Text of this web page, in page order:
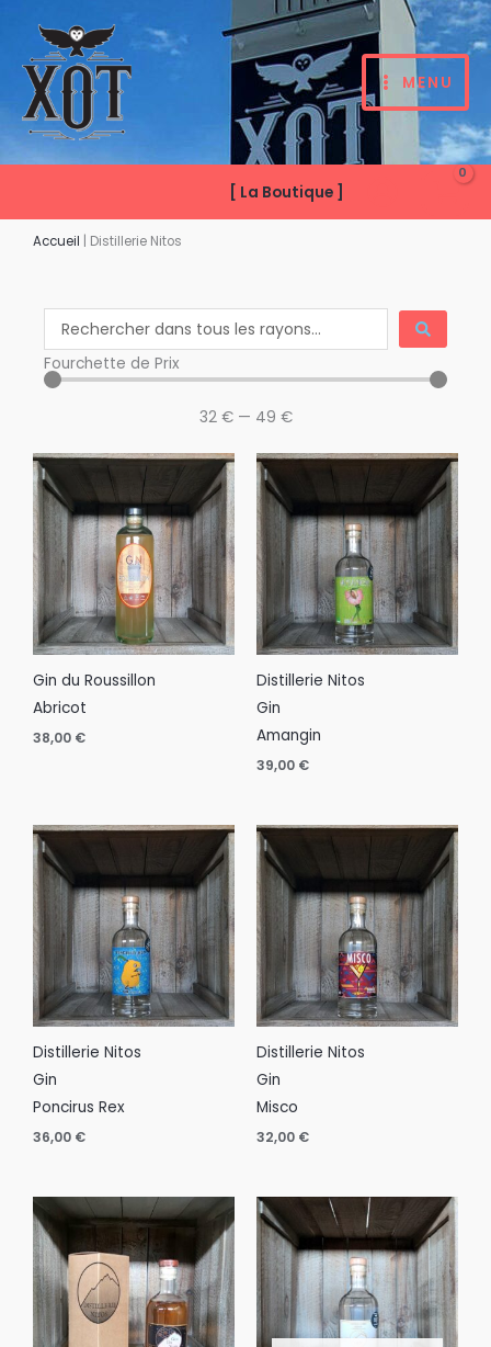
contenu
MENU
[ La Boutique ]
Accueil Distillerie Nitos
Search
...
Fourchette de Prix
32 €— 49 €
Gin du Roussillon
Abricot
38,00 €
Distillerie Nitos
Gin
Amangin
39,00 €
Distillerie Nitos
Gin
Poncirus Rex
36,00 €
Distillerie Nitos
Gin
Misco
32,00 €